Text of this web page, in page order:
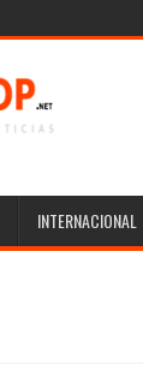
INTERNACIONAL